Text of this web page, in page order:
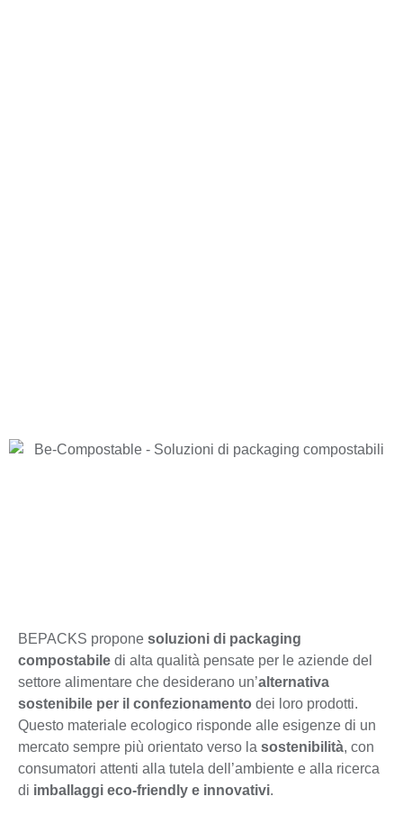
BEPACKS propone soluzioni di packaging
compostabile di alta qualità pensate per le aziende del
settore alimentare che desiderano un’alternativa
sostenibile per il confezionamento dei loro prodotti.
Questo materiale ecologico risponde alle esigenze di un
mercato sempre più orientato verso la sostenibilità, con
consumatori attenti alla tutela dell’ambiente e alla ricerca
di imballaggi eco-friendly e innovativi.